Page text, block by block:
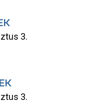
3.
3.